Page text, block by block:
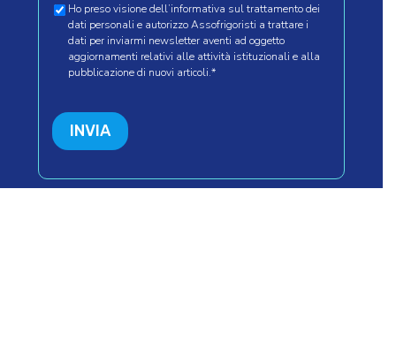
Ho preso visione dell’informativa sul trattamento dei
dati personali e autorizzo Assofrigoristi a trattare i
dati per inviarmi newsletter aventi ad oggetto
aggiornamenti relativi alle attività istituzionali e alla
pubblicazione di nuovi articoli.*
INVIA